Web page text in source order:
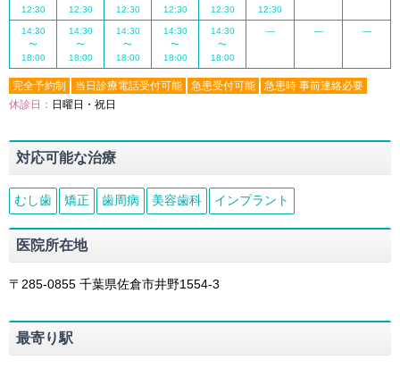
12:30
12:30
12:30
12:30
12:30
12:30
14:30
〜
18:00
14:30
〜
18:00
14:30
〜
18:00
14:30
〜
18:00
14:30
〜
18:00
― ― ―
完全予約制 当日診療電話受付可能 急患受付可能
急患時 事前連絡必要
休診日： 日曜日・祝日
対応可能な治療
むし歯 矯正 歯周病 美容歯科 インプラント
医院所在地
〒285-0855 千葉県佐倉市井野1554-3
最寄り駅